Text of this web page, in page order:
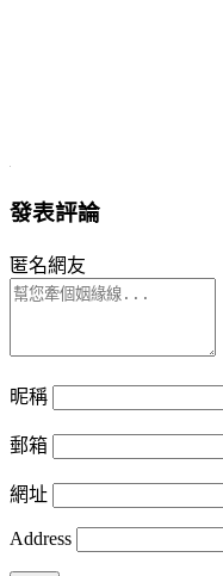
發表評論
匿名網友
昵稱
郵箱
網址
Address